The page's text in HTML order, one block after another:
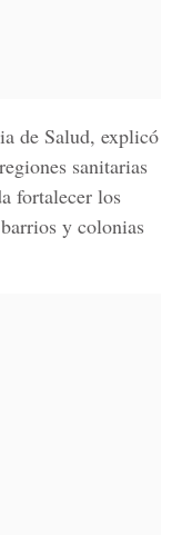
de Salud, explicó
sanitarias
fortalecer los
y colonias